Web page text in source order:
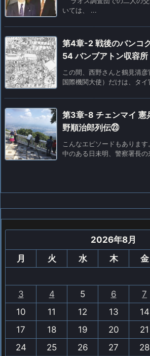
いては、 ...
第4章-2 戦後のバンコ
54 バンブアトン収容
この間、西野さんと鶴見清
国際機関大使）だけは、タ
第3章-8 チェンマイ 憲
野順治郎列伝㉓
こんなエピソードもありま
中のある日未明、警察署長
2026年8月
月
火 水 木 金
3
4 5 6 7
10
11 12 13 14
17
18 19 20 21
24
25 26 27 28